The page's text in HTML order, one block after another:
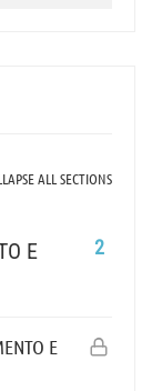
ALL SECTIONS
E
2
E